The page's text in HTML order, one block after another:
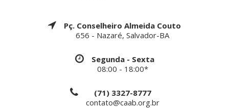
Pç. Conselheiro Almeida Couto
656 - Nazaré, Salvador-BA
Segunda - Sexta
08:00 - 18:00*
(71) 3327-8777
contato@caab.org.br